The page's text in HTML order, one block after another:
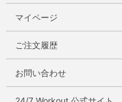
マイページ
ご注文履歴
お問い合わせ